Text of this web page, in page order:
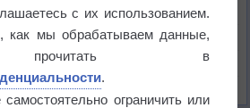
с их использованием.
как мы обрабатываем данные,
в
.
ограничить или